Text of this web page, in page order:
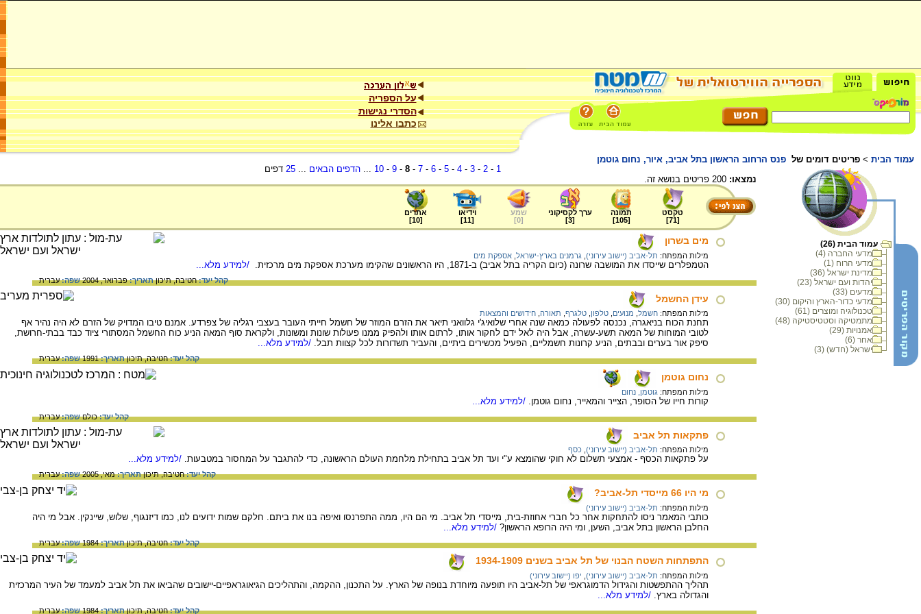
על הספריה
הסדרי נגישות
כתבו אלינו
עמוד הבית > פריטים דומים של פנס הרחוב הראשון בתל אביב, איור, נחום גוטמן
עמוד הבית (26)
מדעי החברה (4)
מדעי הרוח (1)
מדינת ישראל (36)
יהדות ועם ישראל (23)
מדעים (33)
מדעי כדור-הארץ והיקום (30)
טכנולוגיה ומוצרים (61)
מתמטיקה וסטטיסטיקה (48)
אמנויות (29)
אחר (6)
ישראל (חדש) (3)
1
-
2
-
3
-
4
-
5
-
6
-
7
-
8
-
9
-
10
...הדפים הבאים ...
25 דפים
נמצאו:
טקסט
[
71
]
תמונה
[
105
]
ערך לקסיקוני
[
3
]
שמע
[
0
]
וידיאו
[
11
]
אתרים
[
10
]
מים בשרון
מילות המפתח: תל-אביב (יישוב עירוני) גרמנים בארץ-ישראל אספקת מים
הטמפלרים שייסדו את המושבה שרונה (כיום הקריה בתל אביב) ב-1871, היו הראשונים שהקימו מערכת אספקת מים מרכזית. /למידע מלא...
קהל יעד:חטיבה,תיכוןתאריך:פברואר, 2004 שפה:עברית
עידן החשמל
מילות המפתח: חשמל מנועים טלפון טלגרף תאורה חידושים והמצאות
תחנת הכוח בניאגרה, נכנסה לפעולה כמאה שנה אחרי שלואיג'י גלוואני תיאר את הזרם המוזר של חשמל חייתי העובר בעצבי רגליה של צפרדע. אמנם טיבו המדויק של הזרם לא היה נהיר אף
לטובי המוחות של המאה תשע-עשרה, אבל היה לאל ידם לחקור אותו, לרתום אותו ולהפיק ממנו פעולות שונות ומשונות, ולקראת סוף המאה הניע כוח החשמל המסתורי ציוד כבד בבתי-חרושת,
סיפק אור בערים ובבתים, הניע קרונות חשמליים, הפעיל מכשירים ביתיים, והעביר תשדורות לכל קצוות תבל. /למידע מלא...
קהל יעד:חטיבה,תיכוןתאריך:1991 שפה:עברית
נחום גוטמן
מילות המפתח: גוטמן, נחום
קורות חייו של הסופר, הצייר והמאייר, נחום גוטמן. /למידע מלא...
קהל יעד:כולםשפה:עברית
פתקאות תל אביב
מילות המפתח: תל-אביב (יישוב עירוני) כסף
על פתקאות הכסף - אמצעי תשלום לא חוקי שהומצא ע"י ועד תל אביב בתחילת מלחמת העולם הראשונה, כדי להתגבר על המחסור במטבעות. /למידע מלא...
קהל יעד:חטיבה,תיכוןתאריך:מאי, 2005 שפה:עברית
מי היו 66 מייסדי תל-אביב?
מילות המפתח: תל-אביב (יישוב עירוני)
כותבי המאמר ניסו להתחקות אחר כל חברי אחוזת-בית, מייסדי תל אביב. מי הם היו, ממה התפרנסו ואיפה בנו את ביתם. חלקם שמות ידועים לנו, כמו דיזנגוף, שלוש, שיינקין. אבל מי היה
החלבן הראשון בתל אביב, השען, ומי היה הרופא הראשון? /למידע מלא...
קהל יעד:חטיבה,תיכוןתאריך:1984 שפה:עברית
התפתחות השטח הבנוי של תל אביב בשנים 1934-1909
מילות המפתח: תל-אביב (יישוב עירוני) יפו (יישוב עירוני)
תהליך ההתפשטות והגידול הדמוגראפי של תל-אביב היו תופעה מיוחדת בנופה של הארץ. על התכנון, ההקמה, והתהליכים הגיאוגראפיים-יישובים שהביאו את תל אביב למעמד של העיר המרכזית
והגדולה בארץ. /למידע מלא...
קהל יעד:חטיבה,תיכוןתאריך:1984 שפה:עברית